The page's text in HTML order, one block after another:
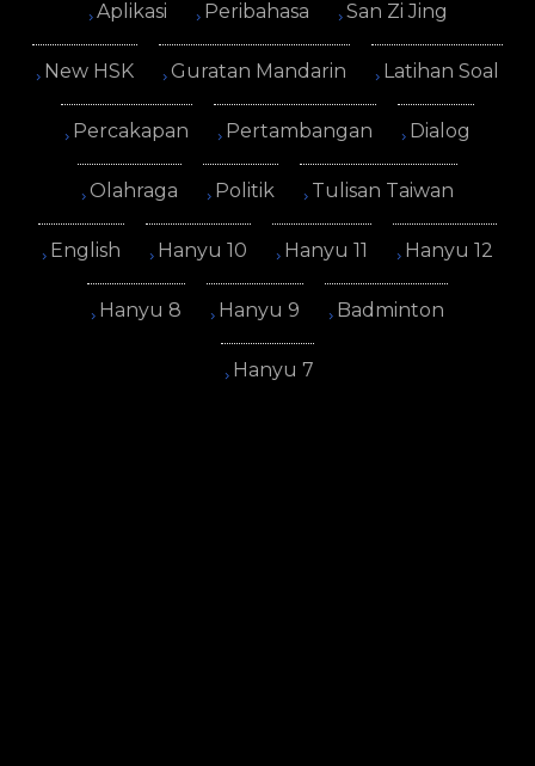
Aplikasi Peribahasa San Zi Jing
New HSK Guratan Mandarin Latihan Soal
Percakapan Pertambangan Dialog
Olahraga Politik Tulisan Taiwan
English Hanyu 10 Hanyu 11 Hanyu 12
Hanyu 8 Hanyu 9 Badminton
Hanyu 7